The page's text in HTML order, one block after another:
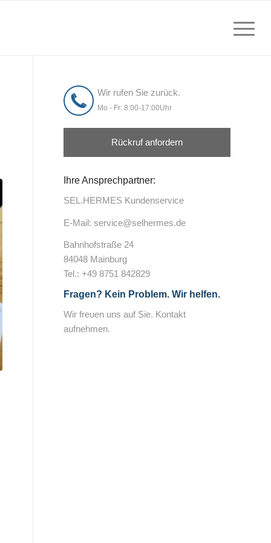
Wir rufen Sie zurück.
Mo - Fr: 8:00-17:00Uhr
Rückruf anfordern
Ihre Ansprechpartner:
SEL.HERMES Kundenservice
E-Mail:service@selhermes.de
Bahnhofstraße 24
84048 Mainburg
Tel.:+49 8751 842829
Fragen? Kein Problem. Wir helfen.
Wir freuen uns auf Sie. Kontakt
aufnehmen.